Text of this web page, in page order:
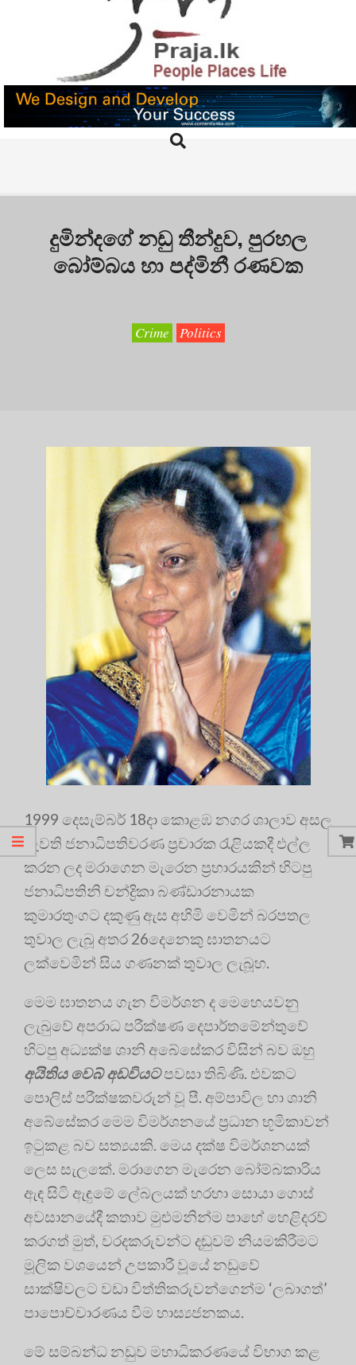
PRAJA.LK
Search
දුමින්දගේ නඩු තීන්දුව, පුරහල
බෝම්බය හා පද්මිනී රණවක
Crime Politics
1999 දෙසැම්බර් 18දා කොළඹ නගර ශාලාව අසල
පැවති ජනාධිපතිවරණ ප්‍රචාරක රැළියකදී එල්ල
කරන ලද මරාගෙන මැරෙන ප්‍රහාරයකින් හිටපු
ජනාධිපතිනි චන්ද්‍රිකා බණ්ඩාරනායක
කුමාරතුංගට දකුණු ඇස අහිමි වෙමින් බරපතල
තුවාල ලැබූ අතර 26දෙනෙකු ඝාතනයට
ලක්වෙමින් සිය ගණනක් තුවාල ලැබූහ.
මෙම ඝාතනය ගැන විමර්ශන ද මෙහෙයවනු
ලැබුවේ අපරාධ පරීක්ෂණ දෙපාර්තමේන්තුවේ
හිටපු අධ්‍යක්ෂ ශානි අබේසේකර විසින් බව ඔහු
අයිතිය වෙබ් අඩවියටපවසා තිබිණි. එවකට
පොලිස් පරීක්ෂකවරුන් වූ පී. අම්පාවිල හා ශානි
අබේසේකර මෙම විමර්ශනයේ ප්‍රධාන භූමිකාවන්
ඉටුකළ බව සත්‍යයකි. මෙය දක්ෂ විමර්ශනයක්
ලෙස සැලකේ. මරාගෙන මැරෙන බෝම්බකාරිය
ඇඳ සිටි ඇඳුමේ ලේබලයක් හරහා සොයා ගොස්
අවසානයේදී කතාව මුළුමනින්ම පාහේ හෙළිදරව්
කරගත් මුත්, වරදකරුවන්ට දඬුවම් නියමකිරීමට
මූලික වශයෙන් උපකාරී වූයේ නඩුවේ
සාක්ෂිවලට වඩා විත්තිකරුවන්ගෙන්ම ‘ලබාගත්’
පාපොච්චාරණය වීම හාස්‍යජනකය.
මේ සම්බන්ධ නඩුව මහාධිකරණයේ විභාග කළ